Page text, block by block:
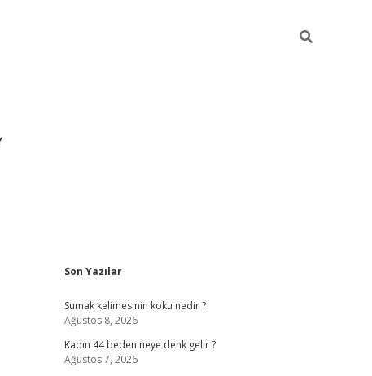
Sidebar
Son Yazılar
Sumak kelimesinin koku nedir ?
Ağustos 8, 2026
Kadın 44 beden neye denk gelir ?
Ağustos 7, 2026